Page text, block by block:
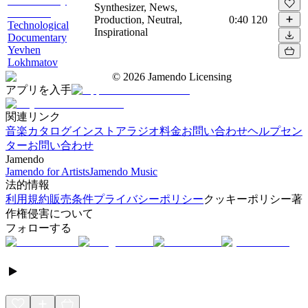
Technological
Documentary
Yevhen
Lokhmatov
Synthesizer, News,
Production, Neutral,
Inspirational
0:40 120
© 2026 Jamendo Licensing
アプリを入手
関連リンク
音楽カタログインストアラジオ料金お問い合わせヘルプセン
ターお問い合わせ
Jamendo
Jamendo for ArtistsJamendo Music
法的情報
利用規約販売条件プライバシーポリシークッキーポリシー著
作権侵害について
フォローする